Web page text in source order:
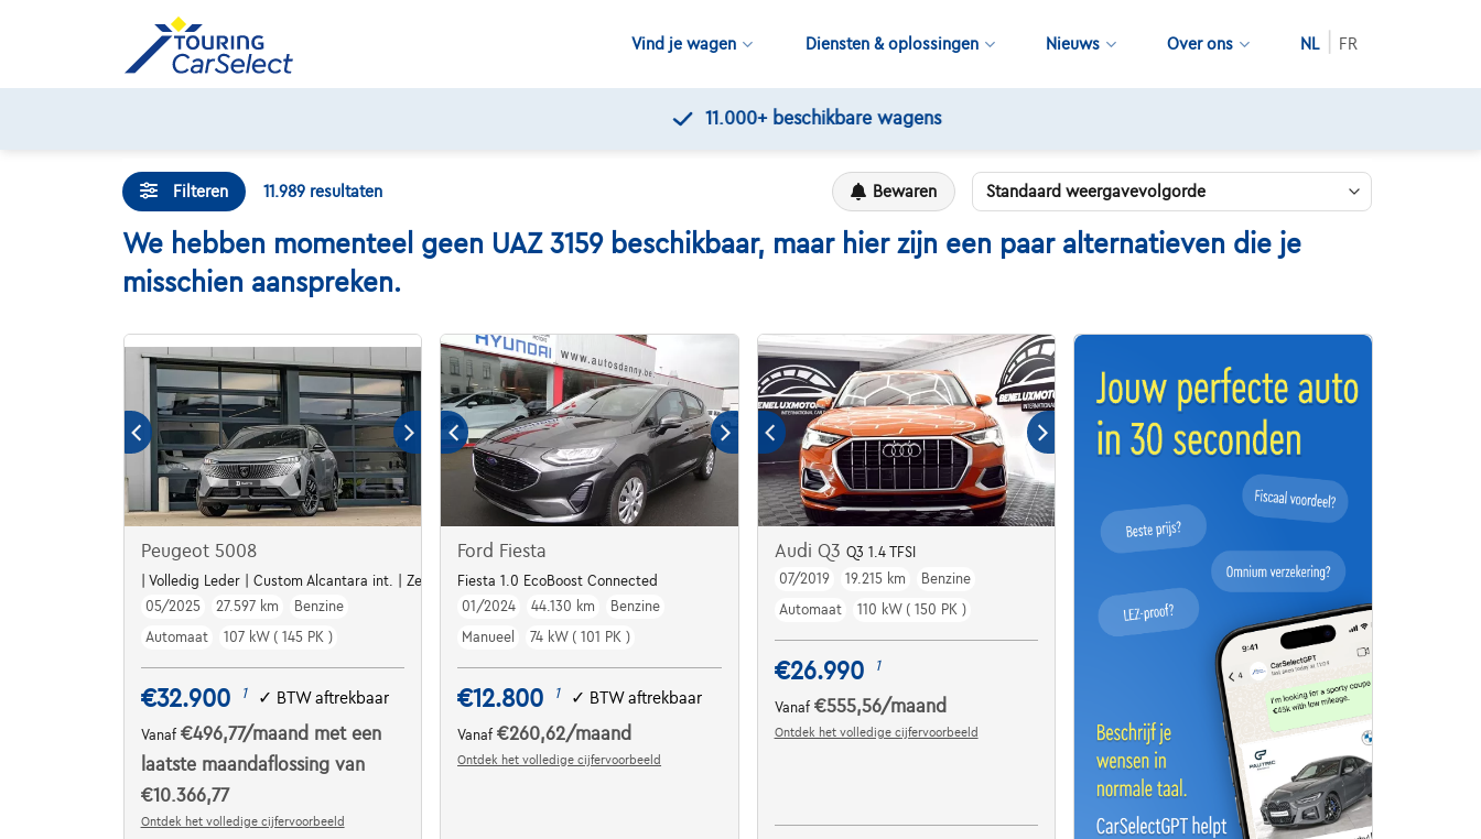
Vind je wagen Diensten & oplossingen Nieuws Over ons NL FR
11.000+beschikbare wagens
Filteren 11.989 resultaten Bewaren
We hebben momenteel geen UAZ 3159 beschikbaar, maar hier zijn een paar alternatieven die je
misschien aanspreken.
Peugeot 5008
| Volledig Leder | Custom Alcantara int. | Zetelverw. | Dodehoekdet. | Parkeersens. va | Navi | ...
05/2025
27.597 km
Benzine
Automaat
107 kW ( 145 PK )
€32.900 1 ✓ BTW aftrekbaar
Vanaf €496,77/maand met een
laatste maandaflossing van
€10.366,77
Ontdek het volledige cijfervoorbeeld
Ford Fiesta
Fiesta 1.0 EcoBoost Connected
01/2024
44.130 km
Benzine
Manueel
74 kW ( 101 PK )
€12.800 1 ✓ BTW aftrekbaar
Vanaf€260,62/maand
Ontdek het volledige cijfervoorbeeld
Audi Q3 Q3 1.4 TFSI
07/2019
19.215 km
Benzine
Automaat
110 kW ( 150 PK )
€26.990 1
Vanaf €555,56/maand
Ontdek het volledige cijfervoorbeeld